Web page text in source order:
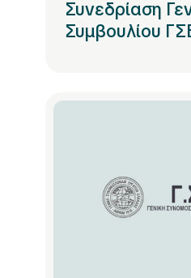
Συνεδρίαση
Συμβουλίου